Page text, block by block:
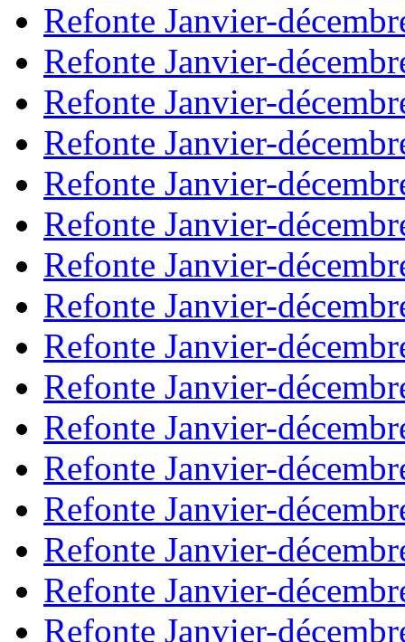
Refonte Janvier-
Refonte Janvier-
Refonte Janvier-
Refonte Janvier-
Refonte Janvier-
Refonte Janvier-
Refonte Janvier-
Refonte Janvier-
Refonte Janvier-
Refonte Janvier-
Refonte Janvier-
Refonte Janvier-
Refonte Janvier-
Refonte Janvier-
Refonte Janvier-
Refonte Janvier-